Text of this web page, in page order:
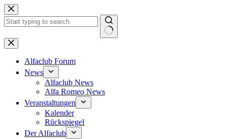
Zum
Inhalt
springen
Keine
Ergebnisse
Alfaclub Forum
News
Alfaclub News
Alfa Romeo News
Veranstaltungen
Kalender
Rückspiegel
Der Alfaclub